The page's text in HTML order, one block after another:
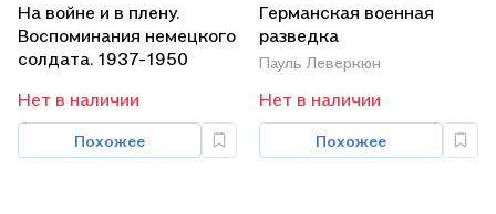
На войне и в плену.
Воспоминания немецкого
солдата. 1937-1950
Нет в наличии
Похожее
Германская военная
разведка
Пауль Леверкюн
Нет в наличии
Похожее